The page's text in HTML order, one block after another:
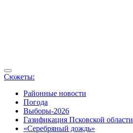
Сюжеты:
Районные новости
Погода
Выборы-2026
Газификация Псковской области
«Серебряный дождь»